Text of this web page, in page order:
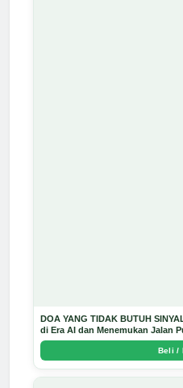
DOA YANG TIDAK BUTUH
di Era AI dan Menemukan Jalan
Arda Dinata
Beli /